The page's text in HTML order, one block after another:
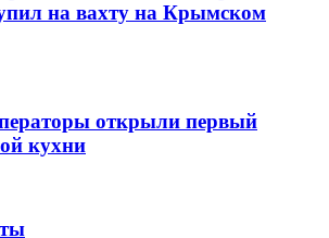
на вахту на Крымском
открыли первый
кухни